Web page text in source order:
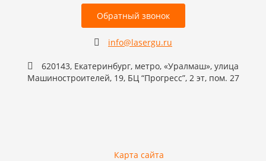
Обратный звонок
info@lasergu.ru
620143, Екатеринбург, метро, «Уралмаш», улица
Машиностроителей, 19, БЦ “Прогресс”, 2 эт, пом. 27
Карта сайта